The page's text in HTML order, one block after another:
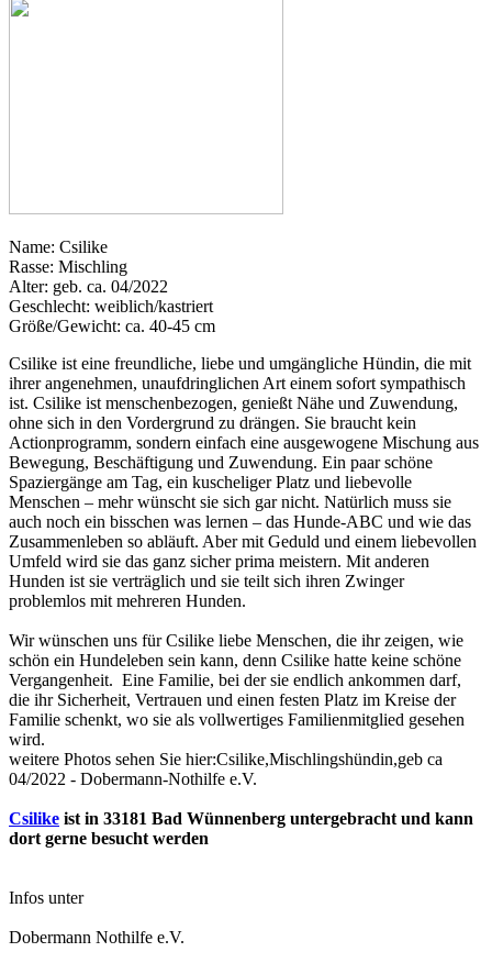
Name: Csilike
Rasse: Mischling
Alter: geb. ca. 04/2022
Geschlecht: weiblich/kastriert
Größe/Gewicht: ca. 40-45 cm
Csilike ist eine freundliche, liebe und umgängliche Hündin, die mit
ihrer angenehmen, unaufdringlichen Art einem sofort sympathisch
ist. Csilike ist menschenbezogen, genießt Nähe und Zuwendung,
ohne sich in den Vordergrund zu drängen. Sie braucht kein
Actionprogramm, sondern einfach eine ausgewogene Mischung aus
Bewegung, Beschäftigung und Zuwendung. Ein paar schöne
Spaziergänge am Tag, ein kuscheliger Platz und liebevolle
Menschen – mehr wünscht sie sich gar nicht. Natürlich muss sie
auch noch ein bisschen was lernen – das Hunde-ABC und wie das
Zusammenleben so abläuft. Aber mit Geduld und einem liebevollen
Umfeld wird sie das ganz sicher prima meistern. Mit anderen
Hunden ist sie verträglich und sie teilt sich ihren Zwinger
problemlos mit mehreren Hunden.
Wir wünschen uns für Csilike liebe Menschen, die ihr zeigen, wie
schön ein Hundeleben sein kann, denn Csilike hatte keine schöne
Vergangenheit. Eine Familie, bei der sie endlich ankommen darf,
die ihr Sicherheit, Vertrauen und einen festen Platz im Kreise der
Familie schenkt, wo sie als vollwertiges Familienmitglied gesehen
wird.
weitere Photos sehen Sie hier:Csilike,Mischlingshündin,geb ca
04/2022 - Dobermann-Nothilfe e.V.
Csilike ist in 33181 Bad Wünnenberg untergebracht und kann
dort gerne besucht werden
Infos unter
Dobermann Nothilfe e.V.